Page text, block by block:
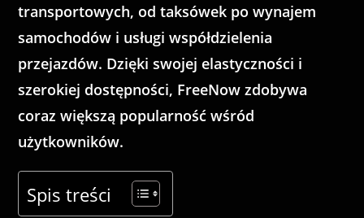
transportowych, od taksówek po wynajem
samochodów i usługi współdzielenia
przejazdów. Dzięki swojej elastyczności i
szerokiej dostępności, FreeNow zdobywa
coraz większą popularność wśród
użytkowników.
Spis treści